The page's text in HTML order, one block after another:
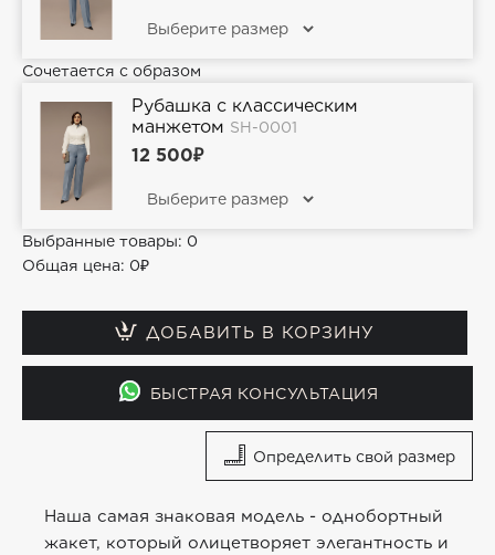
Определить свой размер
Наша самая знаковая модель - однобортный
жакет, который олицетворяет элегантность и
Сочетается с образом
Рубашка с классическим
манжетом SH-0001
12 500₽
Выбранные товары: 0
Общая цена: 0₽
ДОБАВИТЬ В КОРЗИНУ
БЫСТРАЯ КОНСУЛЬТАЦИЯ